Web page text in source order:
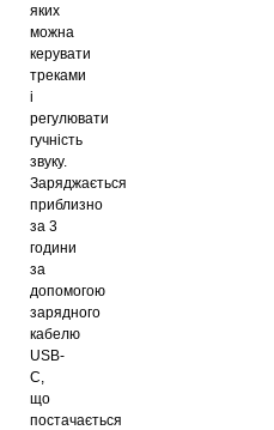
яких
можна
керувати
треками
і
регулювати
гучність
звуку.
Заряджається
приблизно
за 3
години
за
допомогою
зарядного
кабелю
USB-
C,
що
постачається